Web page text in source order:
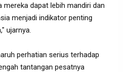
mereka dapat lebih mandiri dan
menjadi indikator penting
ujarnya.
perhatian serius terhadap
tantangan pesatnya